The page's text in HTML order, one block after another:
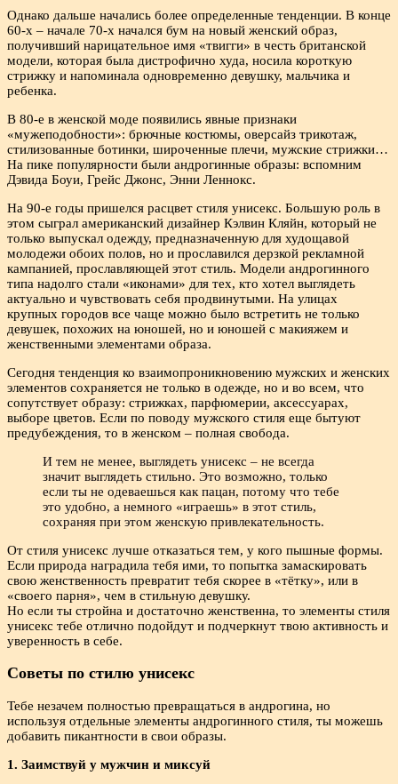
Однако дальше начались более определенные тенденции. В конце
60-х – начале 70-х начался бум на новый женский образ,
получивший нарицательное имя «твигги» в честь британской
модели, которая была дистрофично худа, носила короткую
стрижку и напоминала одновременно девушку, мальчика и
ребенка.
В 80-е в женской моде появились явные признаки
«мужеподобности»: брючные костюмы, оверсайз трикотаж,
стилизованные ботинки, широченные плечи, мужские стрижки…
На пике популярности были андрогинные образы: вспомним
Дэвида Боуи, Грейс Джонс, Энни Леннокс.
На 90-е годы пришелся расцвет стиля унисекс. Большую роль в
этом сыграл американский дизайнер Кэлвин Кляйн, который не
только выпускал одежду, предназначенную для худощавой
молодежи обоих полов, но и прославился дерзкой рекламной
кампанией, прославляющей этот стиль. Модели андрогинного
типа надолго стали «иконами» для тех, кто хотел выглядеть
актуально и чувствовать себя продвинутыми. На улицах
крупных городов все чаще можно было встретить не только
девушек, похожих на юношей, но и юношей с макияжем и
женственными элементами образа.
Сегодня тенденция ко взаимопроникновению мужских и женских
элементов сохраняется не только в одежде, но и во всем, что
сопутствует образу: стрижках, парфюмерии, аксессуарах,
выборе цветов. Если по поводу мужского стиля еще бытуют
предубеждения, то в женском – полная свобода.
И тем не менее, выглядеть унисекс – не всегда
значит выглядеть стильно. Это возможно, только
если ты не одеваешься как пацан, потому что тебе
это удобно, а немного «играешь» в этот стиль,
сохраняя при этом женскую привлекательность.
От стиля унисекс лучше отказаться тем, у кого пышные формы.
Если природа наградила тебя ими, то попытка замаскировать
свою женственность превратит тебя скорее в «тётку», или в
«своего парня», чем в стильную девушку.
Но если ты стройна и достаточно женственна, то элементы стиля
унисекс тебе отлично подойдут и подчеркнут твою активность и
уверенность в себе.
Советы по стилю унисекс
Тебе незачем полностью превращаться в андрогина, но
используя отдельные элементы андрогинного стиля, ты можешь
добавить пикантности в свои образы.
1. Заимствуй у мужчин и миксуй